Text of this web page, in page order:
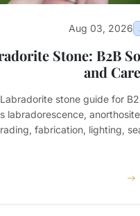
Aug 03, 2026
Stone: B2B
and
Labradorite stone guide for
labradorescence,
fabrication, lighting,